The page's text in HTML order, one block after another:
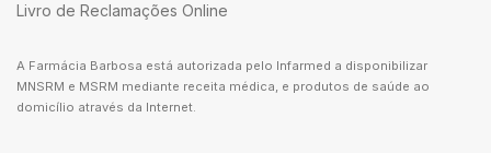
Livro de Reclamações Online
A Farmácia Barbosa está autorizada pelo Infarmed a disponibilizar
MNSRM e MSRM mediante receita médica, e produtos de saúde ao
domicílio através da Internet.